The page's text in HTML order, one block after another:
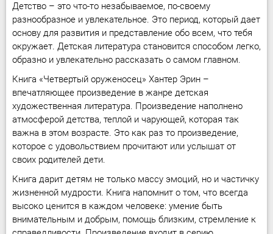
Детство – это что-то незабываемое, по-своему
разнообразное и увлекательное. Это период, который дает
основу для развития и представление обо всем, что тебя
окружает. Детская литература становится способом легко,
образно и увлекательно рассказать о самом главном.
Книга «Четвертый оруженосец» Хантер Эрин –
впечатляющее произведение в жанре детская
художественная литература. Произведение наполнено
атмосферой детства, теплой и чарующей, которая так
важна в этом возрасте. Это как раз то произведение,
которое с удовольствием прочитают или услышат от
своих родителей дети.
Книга дарит детям не только массу эмоций, но и частичку
жизненной мудрости. Книга напомнит о том, что всегда
высоко ценится в каждом человеке: умение быть
внимательным и добрым, помощь близким, стремление к